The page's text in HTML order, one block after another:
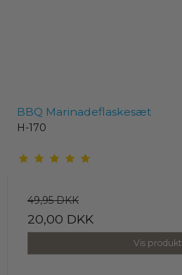
BBQ Marinadeflaskesæt
H-170
49,95 DKK
20,00 DKK
Vis produkt